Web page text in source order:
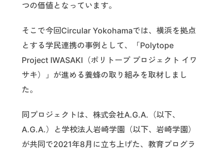
つの価値となっています。
そこで今回Circular Yokohamaでは、横浜を拠点
とする学民連携の事例として、「Polytope
Project IWASAKI（ポリトープ プロジェクト イワ
サキ）」が進める養蜂の取り組みを取材しまし
た。
同プロジェクトは、株式会社A.G.A.（以下、
A.G.A.）と学校法人岩崎学園（以下、岩崎学園）
が共同で2021年8月に立ち上げた、教育プログラ